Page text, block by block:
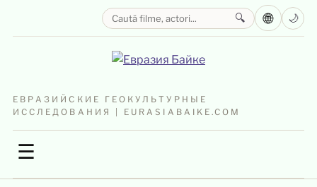
ЕВРАЗИЙСКИЕ ГЕОКУЛЬТУРНЫЕ
ИССЛЕДОВАНИЯ | EURASIABAIKE.COM
☰
🔍 🌐 🌙